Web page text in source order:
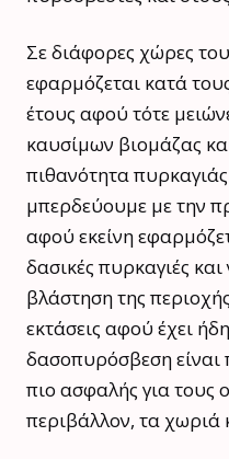
Σε διάφορες χώρες
εφαρμόζεται κατά
έτους αφού τότε
καυσίμων βιομάζας
πιθανότητα
μπερδεύουμε με την
αφού εκείνη
δασικές πυρκαγιές
βλάστηση της
εκτάσεις αφού έχει
δασοπυρόσβεση είναι
πιο ασφαλής για τους
περιβάλλον, τα χωριά